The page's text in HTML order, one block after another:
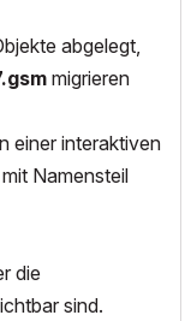
abgelegt,
migrieren
einer interaktiven
Namensteil
die
sind.